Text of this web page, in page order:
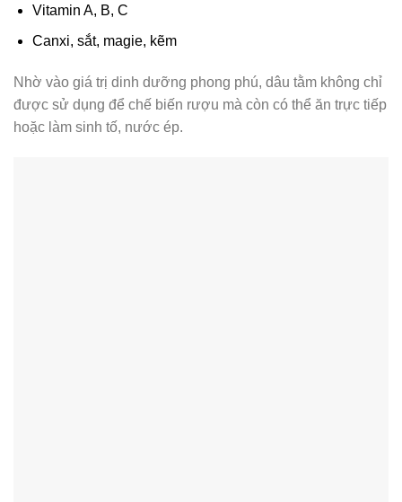
Vitamin A, B, C
Canxi, sắt, magie, kẽm
Nhờ vào giá trị dinh dưỡng phong phú, dâu tằm không chỉ
được sử dụng để chế biến rượu mà còn có thể ăn trực tiếp
hoặc làm sinh tố, nước ép.